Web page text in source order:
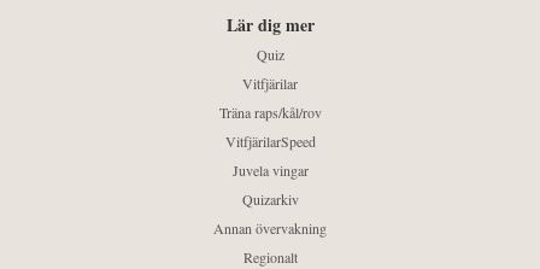
Lär dig mer
Quiz
Vitfjärilar
Träna raps/kål/rov
VitfjärilarSpeed
Juvela vingar
Quizarkiv
Annan övervakning
Regionalt